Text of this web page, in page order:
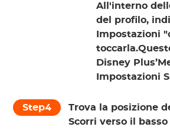
All'interno
del profilo,
Impostazioni
Disney
Impostazioni
Step4
Trova la posizione
Scorri verso il basso